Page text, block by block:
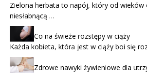
Zielona herbata to napój, który od wieków
niesłabnącą …
Co na świeże rozstępy w ciąży
Każda kobieta, która jest w ciąży boi się
Zdrowe nawyki żywieniowe dla